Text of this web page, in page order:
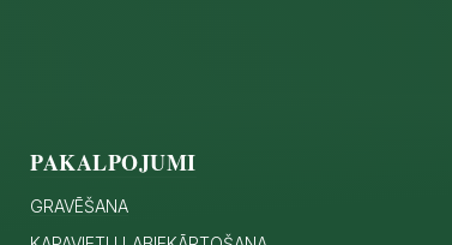
PAKALPOJUMI
GRAVĒŠANA